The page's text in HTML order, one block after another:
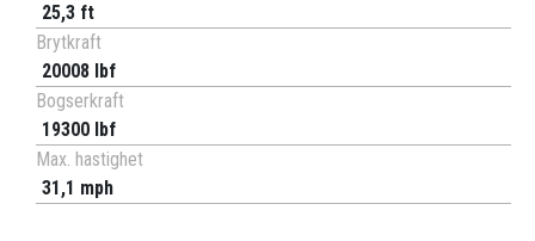
25,3 ft
Brytkraft
20008 lbf
Bogserkraft
19300 lbf
Max. hastighet
31,1 mph